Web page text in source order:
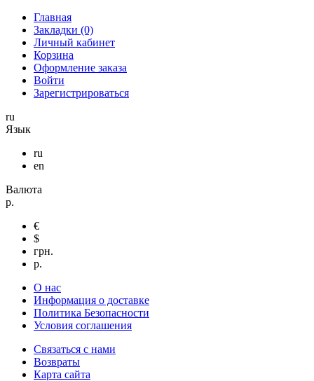
Главная
Закладки (0)
Личный кабинет
Корзина
Оформление заказа
Войти
Зарегистрироваться
ru
Язык
ru
en
Валюта
р.
€
$
грн.
р.
О нас
Информация о доставке
Политика Безопасности
Условия соглашения
Связаться с нами
Возвраты
Карта сайта